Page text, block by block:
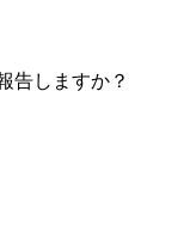
告しますか？